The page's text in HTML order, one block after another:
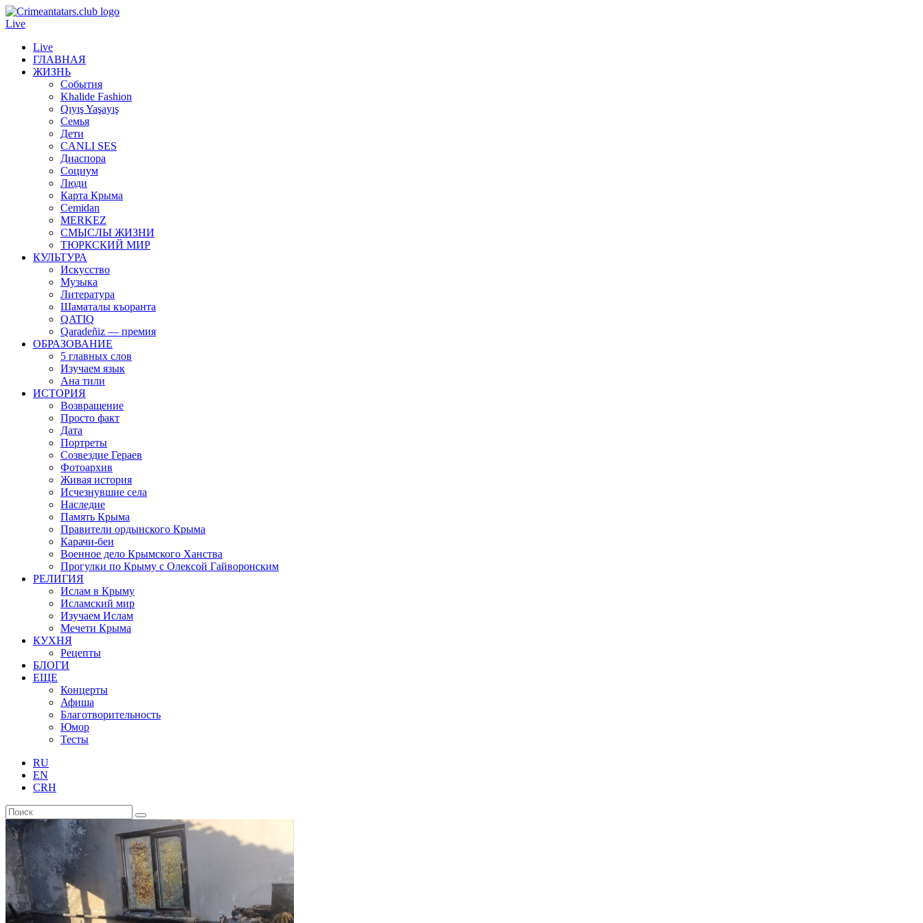
Live
Live
ГЛАВНАЯ
ЖИЗНЬ
События
Khalide Fashion
Qıyış Yaşayış
Семья
Дети
CANLI SES
Диаспора
Социум
Люди
Карта Крыма
Cemidan
МERKEZ
СМЫСЛЫ ЖИЗНИ
ТЮРКСКИЙ МИР
КУЛЬТУРА
Искусство
Музыка
Литература
Шаматалы къоранта
QATIQ
Qaradeñiz — премия
ОБРАЗОВАНИЕ
5 главных слов
Изучаем язык
Ана тили
ИСТОРИЯ
Возвращение
Просто факт
Дата
Портреты
Созвездие Гераев
Фотоархив
Живая история
Исчезнувшие села
Наследие
Память Крыма
Правители ордынского Крыма
Карачи-беи
Военное дело Крымского Ханства
Прогулки по Крыму с Олексой Гайворонским
РЕЛИГИЯ
Ислам в Крыму
Исламский мир
Изучаем Ислам
Мечети Крыма
КУХНЯ
Рецепты
БЛОГИ
ЕЩЕ
Концерты
Афиша
Благотворительность
Юмор
Тесты
RU
EN
CRH